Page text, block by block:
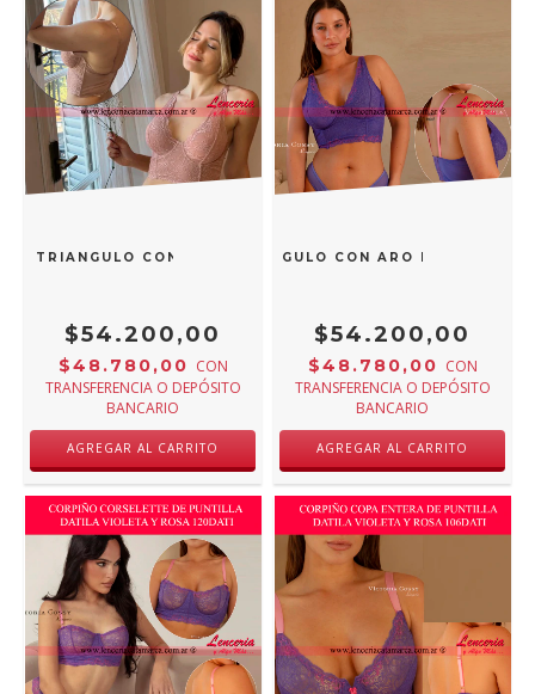
TRIANGULO CON ARO DE PUNTILLA ALMENDRA 170ALME
$54.200,00
$48.780,00 CON
TRANSFERENCIA O DEPÓSITO
BANCARIO
AGREGAR AL CARRITO
CORPIÑO CORSELETTE TRIANGULO CON ARO DE
$54.200,00
$48.780,00 CON
TRANSFERENCIA O DEPÓSITO
BANCARIO
AGREGAR AL CARRITO